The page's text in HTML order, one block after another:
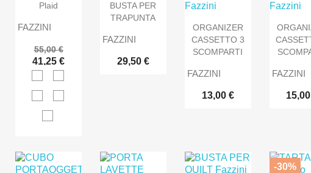
Plaid
FAZZINI
55,00 €
41,25 €
BUSTA PER
TRAPUNTA
FAZZINI
29,50 €
ORGANIZER
CASSETTO 3
SCOMPARTI
FAZZINI
13,00 €
FAZZINI
-30%